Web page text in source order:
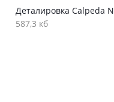
Деталировка Calpeda N
587,3 кб